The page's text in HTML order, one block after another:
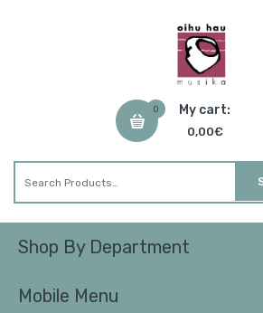
My cart:
0
0,00€
Shop By Department
Mobile Menu